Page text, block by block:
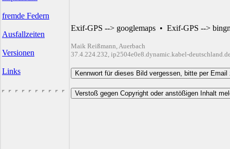
fremde Federn
Ausfallzeiten
Versionen
Links
Exif-GPS --> googlemaps • Exif-GPS -->
Maik Reißmann, Auerbach
37.4.224.232, ip2504e0e8.dynamic.kabel-